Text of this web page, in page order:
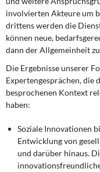
involvierten Akteure um
drittens werden die
können neue,
dann der Allgemeinheit
Die Ergebnisse unserer
Expertengesprächen, die
besprochenen Kontext
haben:
Soziale Innovationen
Entwicklung von
und darüber hinaus.